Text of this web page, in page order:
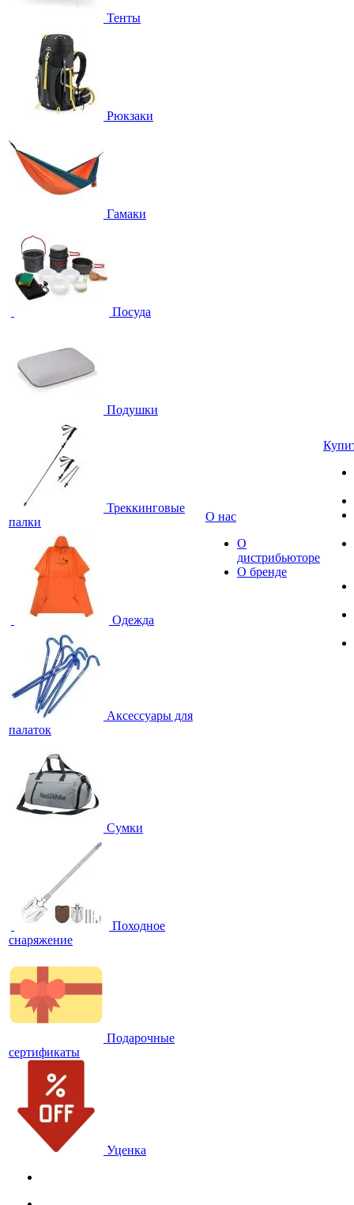
Тенты
Рюкзаки
Гамаки
Посуда
Подушки
Треккинговые
палки
Одежда
Аксессуары для
палаток
Сумки
Походное
снаряжение
Подарочные
сертификаты
Уценка
О нас
О
дистрибьюторе
О бренде